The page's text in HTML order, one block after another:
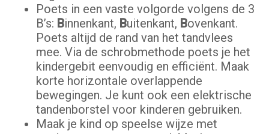
Poets in een vaste volgorde volgens de 3
B’s: Binnenkant, Buitenkant, Bovenkant.
Poets altijd de rand van het tandvlees
mee. Via de schrobmethode poets je het
kindergebit eenvoudig en efficiënt. Maak
korte horizontale overlappende
bewegingen. Je kunt ook een elektrische
tandenborstel voor kinderen gebruiken.
Maak je kind op speelse wijze met